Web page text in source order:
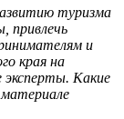
туризма
привлечь
и
края на
эксперты. Какие